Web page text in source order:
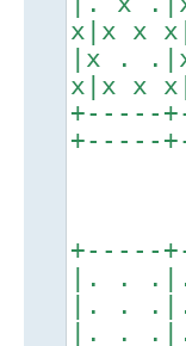
x|x x
|x .
x|x x
+-----
+-----
|. .
|. .
|. .